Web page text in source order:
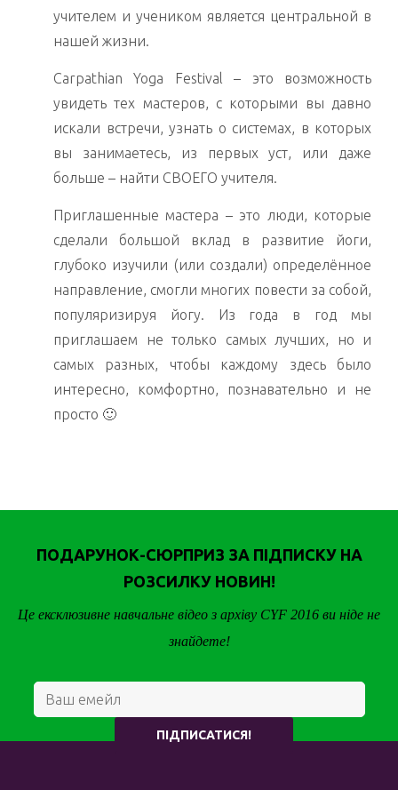
учителем и учеником является центральной в
нашей жизни.
Carpathian Yoga Festival – это возможность
увидеть тех мастеров, с которыми вы давно
искали встречи, узнать о системах, в которых
вы занимаетесь, из первых уст, или даже
больше – найти СВОЕГО учителя.
Приглашенные мастера – это люди, которые
сделали большой вклад в развитие йоги,
глубоко изучили (или создали) определённое
направление, смогли многих повести за собой,
популяризируя йогу. Из года в год мы
приглашаем не только самых лучших, но и
самых разных, чтобы каждому здесь было
интересно, комфортно, познавательно и не
просто 🙂
ПОДАРУНОК-СЮРПРИЗ ЗА ПІДПИСКУ НА
РОЗСИЛКУ НОВИН!
Це ексклюзивне навчальне відео з архіву CYF 2016 ви ніде не
знайдете!
ПІДПИСАТИСЯ!